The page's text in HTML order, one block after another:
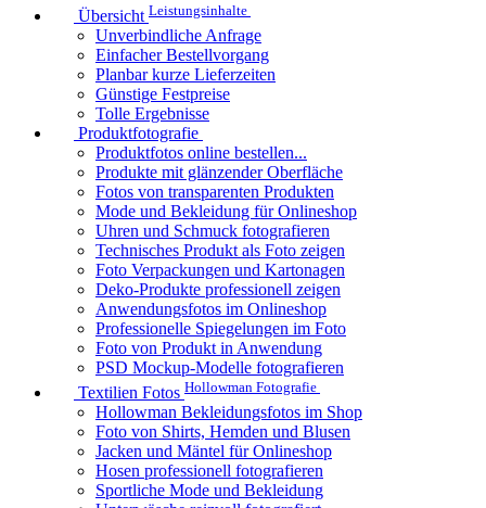
Übersicht Leistungsinhalte
Unverbindliche Anfrage
Einfacher Bestellvorgang
Planbar kurze Lieferzeiten
Günstige Festpreise
Tolle Ergebnisse
Produktfotografie
Produktfotos online bestellen...
Produkte mit glänzender Oberfläche
Fotos von transparenten Produkten
Mode und Bekleidung für Onlineshop
Uhren und Schmuck fotografieren
Technisches Produkt als Foto zeigen
Foto Verpackungen und Kartonagen
Deko-Produkte professionell zeigen
Anwendungsfotos im Onlineshop
Professionelle Spiegelungen im Foto
Foto von Produkt in Anwendung
PSD Mockup-Modelle fotografieren
Textilien Fotos Hollowman Fotografie
Hollowman Bekleidungsfotos im Shop
Foto von Shirts, Hemden und Blusen
Jacken und Mäntel für Onlineshop
Hosen professionell fotografieren
Sportliche Mode und Bekleidung